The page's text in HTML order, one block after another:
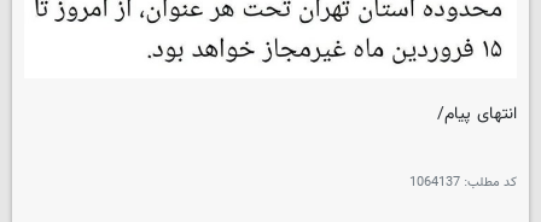
انتهای پیام/
کد مطلب: 1064137